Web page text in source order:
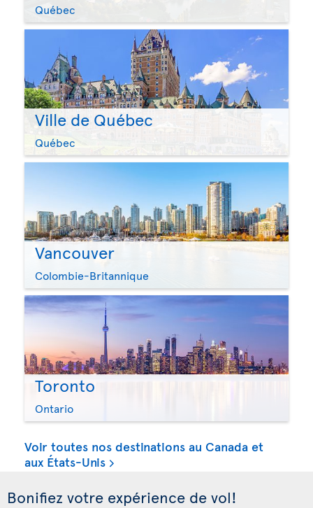
Québec
Ville de Québec
Québec
Vancouver
Colombie-Britannique
Toronto
Ontario
Voir toutes nos destinations au Canada et
aux États-Unis
Bonifiez votre expérience de vol!